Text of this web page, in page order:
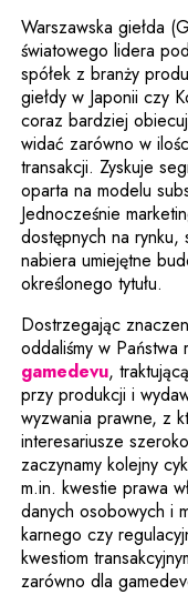
Warszawska giełda
światowego lidera
spółek z branży
giełdy w Japonii czy
coraz bardziej
widać zarówno w
transakcji. Zyskuje
oparta na modelu
Jednocześnie
dostępnych na rynku,
nabiera umiejętne
określonego tytułu.
Dostrzegając
oddaliśmy w Państwa
gamedevuUwaga,
,
przy produkcji i
wyzwania prawne, z
interesariusze
zaczynamy kolejny
m.in. kwestie prawa
danych osobowych i
karnego czy
kwestiom
zarówno dla